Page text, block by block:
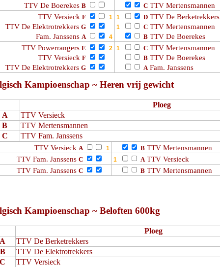
TTV De Boerekes B C TTV Mertensmannen
TTV Versieck F
TTV De Elektrotrekkers G
Fam. Janssens A
D TTV De Berketrekkers
C TTV Mertensmannen
B TTV De Boerekes
TTV Powerrangers E
TTV Versieck F
TTV De Elektrotrekkers G
C TTV Mertensmannen
B TTV De Boerekes
A Fam. Janssens
Kampioenschap ~ Heren vrij gewicht
Ploeg
A
TTV Versieck
B
TTV Mertensmannen
C
TTV Fam. Janssens
TTV Versieck A B TTV Mertensmannen
TTV Fam. Janssens C A TTV Versieck
TTV Fam. Janssens C B TTV Mertensmannen
Kampioenschap ~ Beloften 600kg
Ploeg
A
TTV De Berketrekkers
B
TTV De Elektrotrekkers
C
TTV Versieck